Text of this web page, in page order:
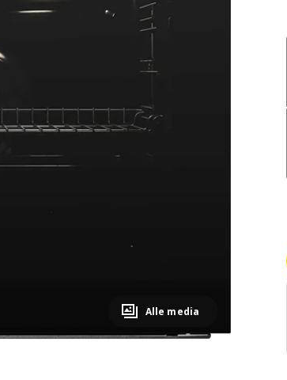
Alle media